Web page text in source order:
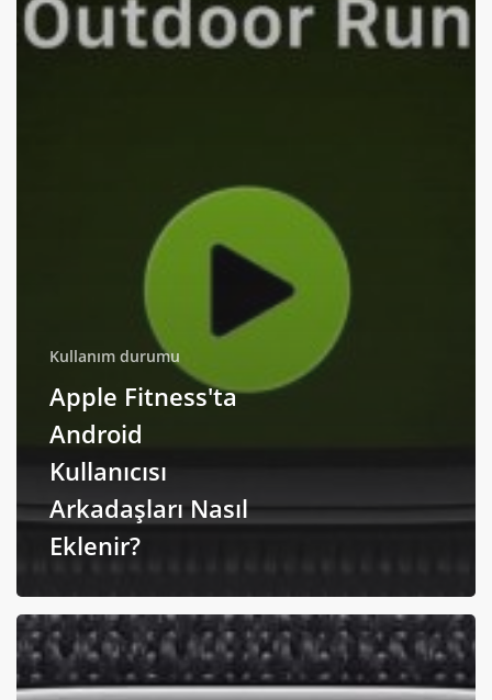
Kullanım durumu
Apple Fitness'ta
Android
Kullanıcısı
Arkadaşları Nasıl
Eklenir?
watchOS
26’daki
“Workout